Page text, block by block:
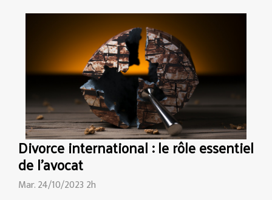
Divorce international : le rôle essentiel
de l'avocat
Mar. 24/10/2023 2h